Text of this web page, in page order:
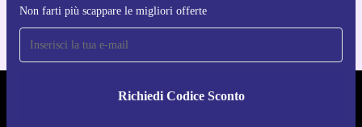
Non farti più scappare le migliori offerte
Richiedi Codice Sconto
REFURBED ITALIA - RETHINK NEW.